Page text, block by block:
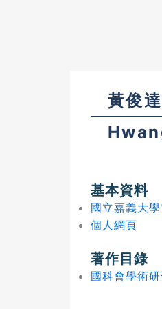
黃俊達
基本資料
國立嘉義大
個人網頁
著作目錄
國科會學術